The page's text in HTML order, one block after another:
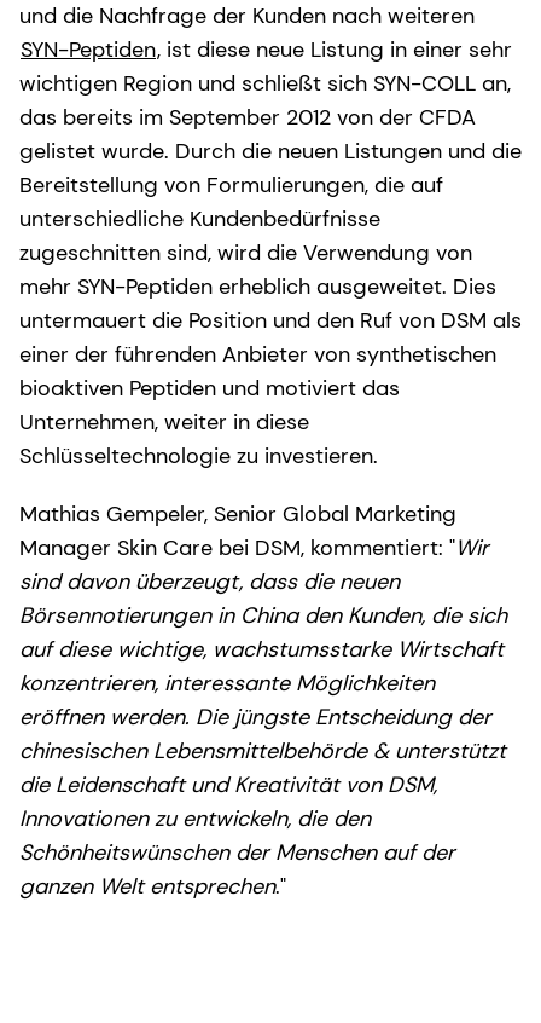
und die Nachfrage der Kunden nach weiteren
SYN-Peptiden, ist diese neue Listung in einer sehr
wichtigen Region und schließt sich SYN-COLL an,
das bereits im September 2012 von der CFDA
gelistet wurde. Durch die neuen Listungen und die
Bereitstellung von Formulierungen, die auf
unterschiedliche Kundenbedürfnisse
zugeschnitten sind, wird die Verwendung von
mehr SYN-Peptiden erheblich ausgeweitet. Dies
untermauert die Position und den Ruf von DSM als
einer der führenden Anbieter von synthetischen
bioaktiven Peptiden und motiviert das
Unternehmen, weiter in diese
Schlüsseltechnologie zu investieren.
Mathias Gempeler, Senior Global Marketing
Manager Skin Care bei DSM, kommentiert: "Wir
sind davon überzeugt, dass die neuen
Börsennotierungen in China den Kunden, die sich
auf diese wichtige, wachstumsstarke Wirtschaft
konzentrieren, interessante Möglichkeiten
eröffnen werden. Die jüngste Entscheidung der
chinesischen Lebensmittelbehörde & unterstützt
die Leidenschaft und Kreativität von DSM,
Innovationen zu entwickeln, die den
Schönheitswünschen der Menschen auf der
ganzen Welt entsprechen."